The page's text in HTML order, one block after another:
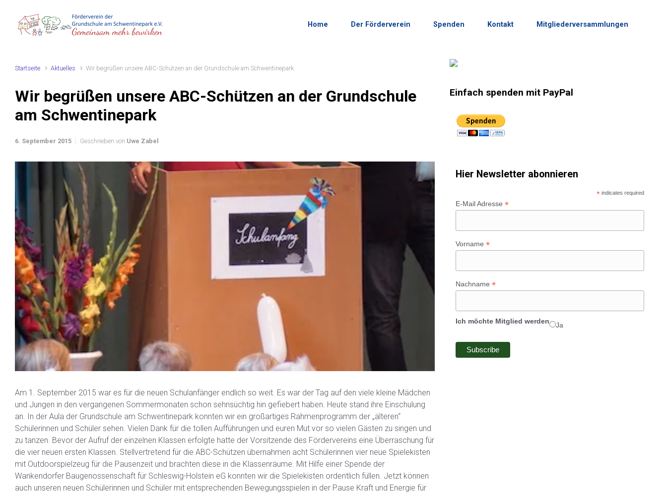
Home Der Förderverein Spenden Kontakt Mitgliederversammlungen
Startseite Aktuelles Wir begrüßen unsere ABC-Schützen an der Grundschule am Schwentinepark
Wir begrüßen unsere ABC-Schützen an der Grundschule
am Schwentinepark
6. September 2015 Geschrieben von Uwe Zabel
Am 1. September 2015 war es für die neuen Schulanfänger endlich so weit. Es war der Tag auf den viele kleine Mädchen
und Jungen in den vergangenen Sommermonaten schon sehnsüchtig hin gefiebert haben. Heute stand ihre Einschulung
an. In der Aula der Grundschule am Schwentinepark konnten wir ein großartiges Rahmenprogramm der „älteren“
Schülerinnen und Schüler sehen. Vielen Dank für die tollen Aufführungen und euren Mut vor so vielen Gästen zu singen und
zu tanzen. Bevor der Aufruf der einzelnen Klassen erfolgte hatte der Vorsitzende des Fördervereins eine Überraschung für
die vier neuen ersten Klassen. Stellvertretend für die ABC-Schützen übernahmen acht Schülerinnen vier neue Spielekisten
mit Outdoorspielzeug für die Pausenzeit und brachten diese in die Klassenräume. Mit Hilfe einer Spende der
Wankendorfer Baugenossenschaft für Schleswig-Holstein eG konnten wir die Spielekisten ordentlich füllen. Jetzt können
auch unseren neuen Schülerinnen und Schüler mit entsprechenden Bewegungsspielen in der Pause Kraft und Energie für
Einfach spenden mit PayPal
Hier Newsletter abonnieren
* indicates required
E-Mail Adresse*
Vorname*
Nachname*
Ich möchte Mitglied werden Ja